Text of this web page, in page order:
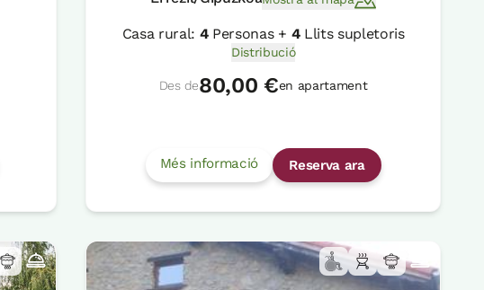
Casa rural: 4Personas + 4Llits supletoris
Distribució
Des de80,00 €en apartament
Més informació Reserva ara